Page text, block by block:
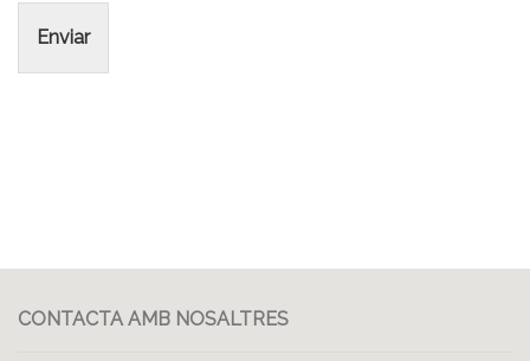
Enviar
CONTACTA AMB NOSALTRES